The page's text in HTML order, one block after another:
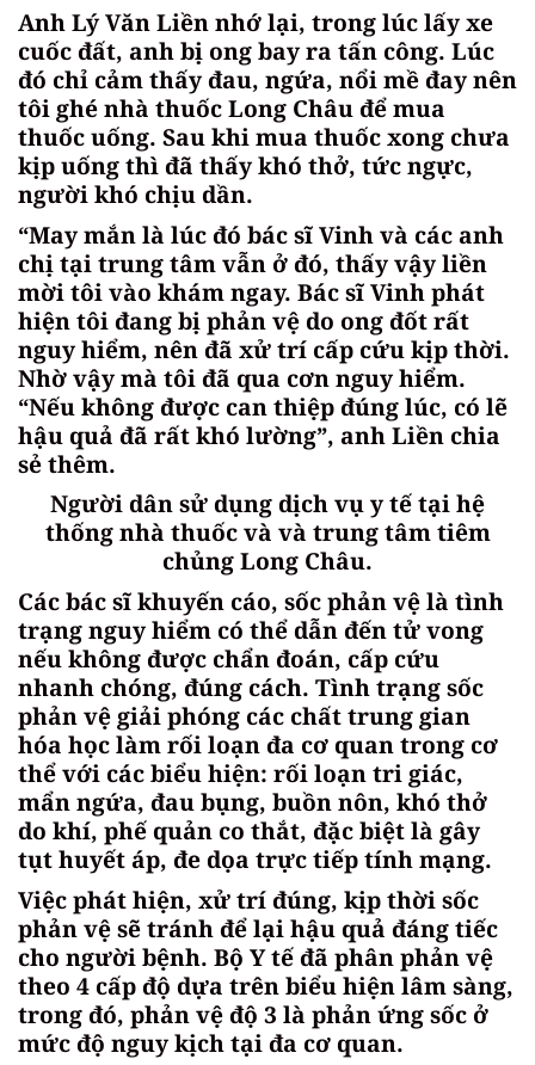
Anh Lý Văn Liền nhớ lại, trong lúc lấy xe
cuốc đất, anh bị ong bay ra tấn công. Lúc
đó chỉ cảm thấy đau, ngứa, nổi mề đay nên
tôi ghé nhà thuốc Long Châu để mua
thuốc uống. Sau khi mua thuốc xong chưa
kịp uống thì đã thấy khó thở, tức ngực,
người khó chịu dần.
“May mắn là lúc đó bác sĩ Vinh và các anh
chị tại trung tâm vẫn ở đó, thấy vậy liền
mời tôi vào khám ngay. Bác sĩ Vinh phát
hiện tôi đang bị phản vệ do ong đốt rất
nguy hiểm, nên đã xử trí cấp cứu kịp thời.
Nhờ vậy mà tôi đã qua cơn nguy hiểm.
“Nếu không được can thiệp đúng lúc, có lẽ
hậu quả đã rất khó lường”, anh Liền chia
sẻ thêm.
Người dân sử dụng dịch vụ y tế tại hệ
thống nhà thuốc và và trung tâm tiêm
chủng Long Châu.
Các bác sĩ khuyến cáo, sốc phản vệ là tình
trạng nguy hiểm có thể dẫn đến tử vong
nếu không được chẩn đoán, cấp cứu
nhanh chóng, đúng cách. Tình trạng sốc
phản vệ giải phóng các chất trung gian
hóa học làm rối loạn đa cơ quan trong cơ
thể với các biểu hiện: rối loạn tri giác,
mẩn ngứa, đau bụng, buồn nôn, khó thở
do khí, phế quản co thắt, đặc biệt là gây
tụt huyết áp, đe dọa trực tiếp tính mạng.
Việc phát hiện, xử trí đúng, kịp thời sốc
phản vệ sẽ tránh để lại hậu quả đáng tiếc
cho người bệnh. Bộ Y tế đã phân phản vệ
theo 4 cấp độ dựa trên biểu hiện lâm sàng,
trong đó, phản vệ độ 3 là phản ứng sốc ở
mức độ nguy kịch tại đa cơ quan.